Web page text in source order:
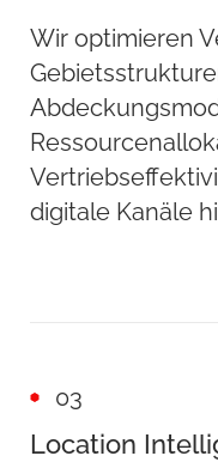
Wir optimieren
digitale Kanäle
03
Location